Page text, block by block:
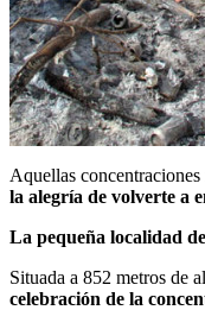
Aquellas
la alegría de volverte a
La pequeña localidad
Situada a 852 metros de
celebración de la